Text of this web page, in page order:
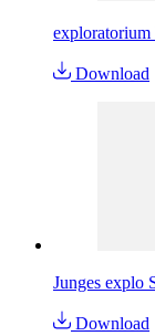
Download
Junges explo
Download